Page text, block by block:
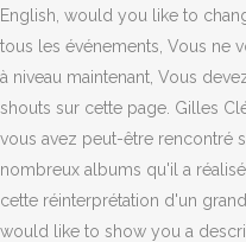
English, would you like to
tous les événements, Vous ne
à niveau maintenant, Vous
shouts sur cette page. Gilles
vous avez peut-être rencontré
nombreux albums qu'il a
cette réinterprétation d'un
would like to show you a